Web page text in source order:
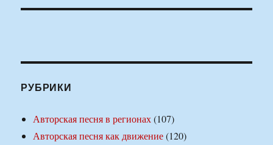
РУБРИКИ
Авторская песня в регионах(107)
Авторская песня как движение(120)